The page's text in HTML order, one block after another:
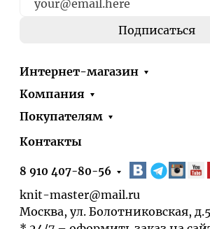
Интернет-магазин
Компания
Покупателям
Контакты
8 910 407-80-56
knit-master@mail.ru
Москва, ул. Болотниковская,